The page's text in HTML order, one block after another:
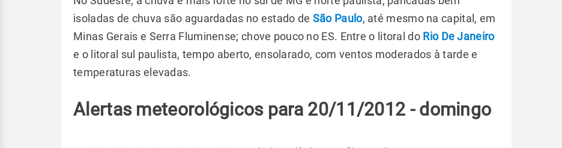
isoladas de chuva são aguardadas no estado de São Paulo, até mesmo na capital, em
Minas Gerais e Serra Fluminense; chove pouco no ES. Entre o litoral do Rio De Janeiro
e o litoral sul paulista, tempo aberto, ensolarado, com ventos moderados à tarde e
temperaturas elevadas.
Alertas meteorológicos para 20/11/2012 - domingo